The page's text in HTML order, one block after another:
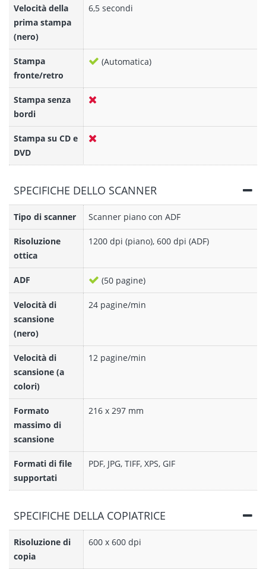
Velocità della
prima stampa
(nero)
6,5 secondi
Stampa
fronte/retro
(Automatica)
Stampa senza
bordi
Stampa su CD e
DVD
SPECIFICHE DELLO SCANNER
Tipo di scanner Scanner piano con ADF
Risoluzione
ottica
1200 dpi (piano), 600 dpi (ADF)
ADF (50 pagine)
Velocità di
scansione
(nero)
24 pagine/min
Velocità di
scansione (a
colori)
12 pagine/min
Formato
massimo di
scansione
216 x 297 mm
Formati di file
supportati
PDF, JPG, TIFF, XPS, GIF
SPECIFICHE DELLA COPIATRICE
Risoluzione di
copia
600 x 600 dpi